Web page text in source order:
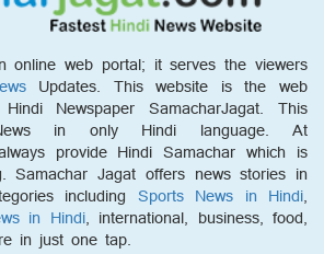
online web portal; it serves the viewers
Updates. This website is the web
Newspaper SamacharJagat. This
in only Hindi language. At
provide Hindi Samachar which is
Samachar Jagat offers news stories in
including Sports News in Hindi,
in Hindi, international, business, food,
in just one tap.